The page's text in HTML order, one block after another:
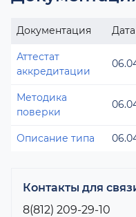
Документация Дата
Аттестат
аккредитации
Методика
поверки
Описание типа
Контакты для
8(812) 209-29-10